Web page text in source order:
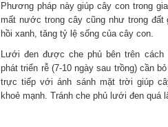
Phương pháp này giúp cây con trong
mất nước trong cây cũng như trong đất
hồi xanh, tăng tỷ lệ sống của cây con.
Lưới đen được che phủ bên trên cách
phát triển rễ (7-10 ngày sau trồng) cần
trực tiếp với ánh sánh mặt trời giúp
khoẻ mạnh. Tránh che phủ lưới đen quá